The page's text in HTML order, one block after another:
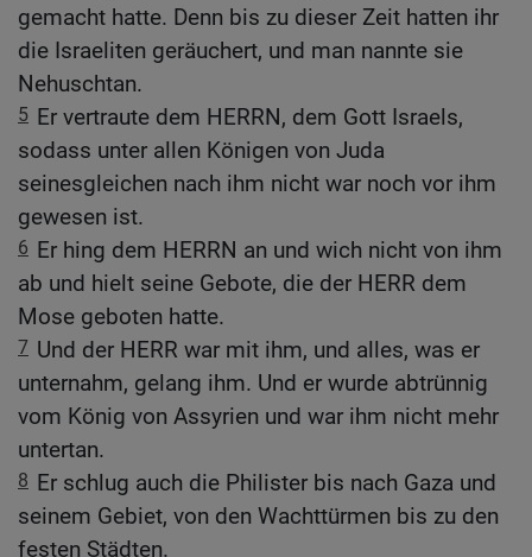
gemacht hatte. Denn bis zu dieser Zeit hatten ihr
die Israeliten geräuchert, und man nannte sie
Nehuschtan.
5 Er vertraute dem HERRN, dem Gott Israels,
sodass unter allen Königen von Juda
seinesgleichen nach ihm nicht war noch vor ihm
gewesen ist.
6 Er hing dem HERRN an und wich nicht von ihm
ab und hielt seine Gebote, die der HERR dem
Mose geboten hatte.
7 Und der HERR war mit ihm, und alles, was er
unternahm, gelang ihm. Und er wurde abtrünnig
vom König von Assyrien und war ihm nicht mehr
untertan.
8 Er schlug auch die Philister bis nach Gaza und
seinem Gebiet, von den Wachttürmen bis zu den
festen Städten.